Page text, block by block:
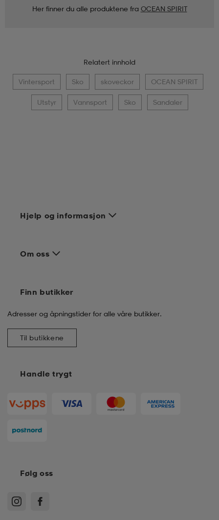
Her finner du alle produktene fra OCEAN SPIRIT
Relatert innhold
Vintersport Sko skoveckor OCEAN SPIRIT
Utstyr Vannsport Sko Sandaler
Hjelp og informasjon
Om oss
Handle trygt
Finn butikker
Adresser og åpningstider for alle våre butikker.
Til butikkene
Følg oss